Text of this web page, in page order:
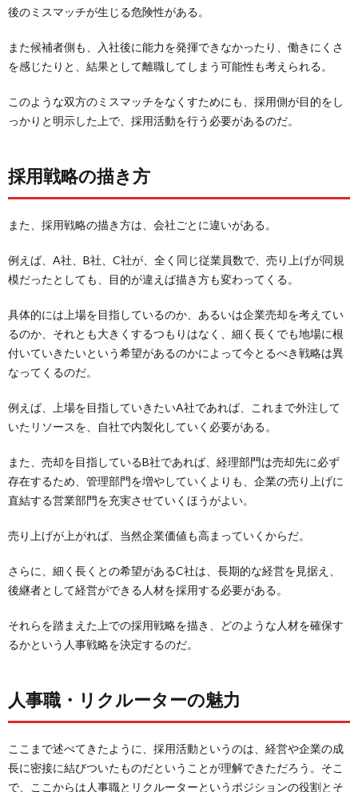
後のミスマッチが生じる危険性がある。
また候補者側も、入社後に能力を発揮できなかったり、働きにくさ
を感じたりと、結果として離職してしまう可能性も考えられる。
このような双方のミスマッチをなくすためにも、採用側が目的をし
っかりと明示した上で、採用活動を行う必要があるのだ。
採用戦略の描き方
また、採用戦略の描き方は、会社ごとに違いがある。
例えば、A社、B社、C社が、全く同じ従業員数で、売り上げが同規
模だったとしても、目的が違えば描き方も変わってくる。
具体的には上場を目指しているのか、あるいは企業売却を考えてい
るのか、それとも大きくするつもりはなく、細く長くでも地場に根
付いていきたいという希望があるのかによって今とるべき戦略は異
なってくるのだ。
例えば、上場を目指していきたいA社であれば、これまで外注して
いたリソースを、自社で内製化していく必要がある。
また、売却を目指しているB社であれば、経理部門は売却先に必ず
存在するため、管理部門を増やしていくよりも、企業の売り上げに
直結する営業部門を充実させていくほうがよい。
売り上げが上がれば、当然企業価値も高まっていくからだ。
さらに、細く長くとの希望があるC社は、長期的な経営を見据え、
後継者として経営ができる人材を採用する必要がある。
それらを踏まえた上での採用戦略を描き、どのような人材を確保す
るかという人事戦略を決定するのだ。
人事職・リクルーターの魅力
ここまで述べてきたように、採用活動というのは、経営や企業の成
長に密接に結びついたものだということが理解できただろう。そこ
で、ここからは人事職とリクルーターというポジションの役割とそ